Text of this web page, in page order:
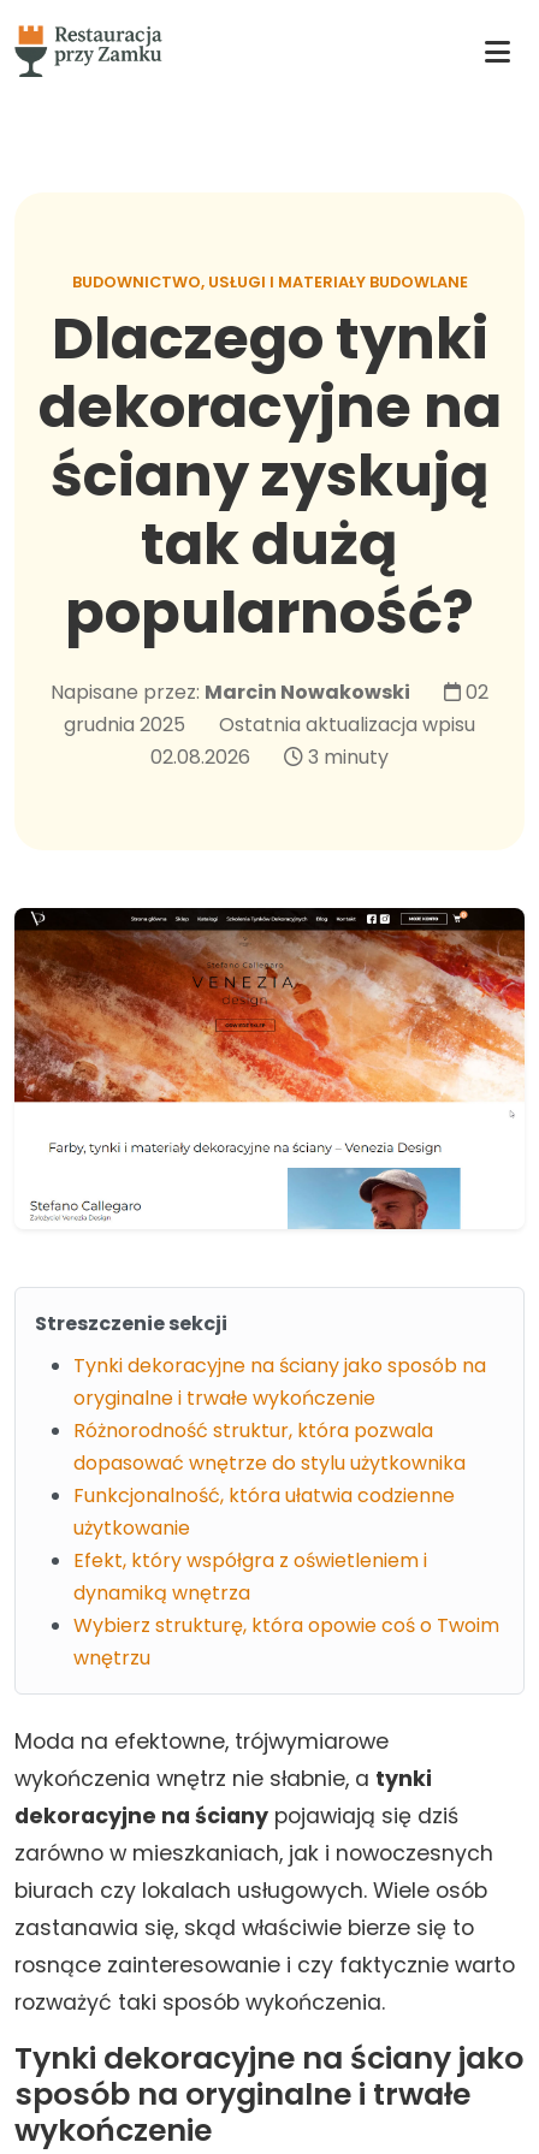
BUDOWNICTWO, USŁUGI I MATERIAŁY BUDOWLANE
Dlaczego tynki
dekoracyjne na
ściany zyskują
tak dużą
popularność?
Napisane przez: Marcin Nowakowski
02
grudnia 2025
Ostatnia aktualizacja wpisu
02.08.2026
3 minuty
Streszczenie sekcji
Tynki dekoracyjne na ściany jako sposób na
oryginalne i trwałe wykończenie
Różnorodność struktur, która pozwala
dopasować wnętrze do stylu użytkownika
Funkcjonalność, która ułatwia codzienne
użytkowanie
Efekt, który współgra z oświetleniem i
dynamiką wnętrza
Wybierz strukturę, która opowie coś o Twoim
wnętrzu
Moda na efektowne, trójwymiarowe
wykończenia wnętrz nie słabnie, a tynki
dekoracyjne na ściany pojawiają się dziś
zarówno w mieszkaniach, jak i nowoczesnych
biurach czy lokalach usługowych. Wiele osób
zastanawia się, skąd właściwie bierze się to
rosnące zainteresowanie i czy faktycznie warto
rozważyć taki sposób wykończenia.
Tynki dekoracyjne na ściany jako
sposób na oryginalne i trwałe
wykończenie